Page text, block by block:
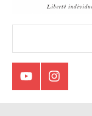
Henry
de
Lesquen
YoutubeInstagram